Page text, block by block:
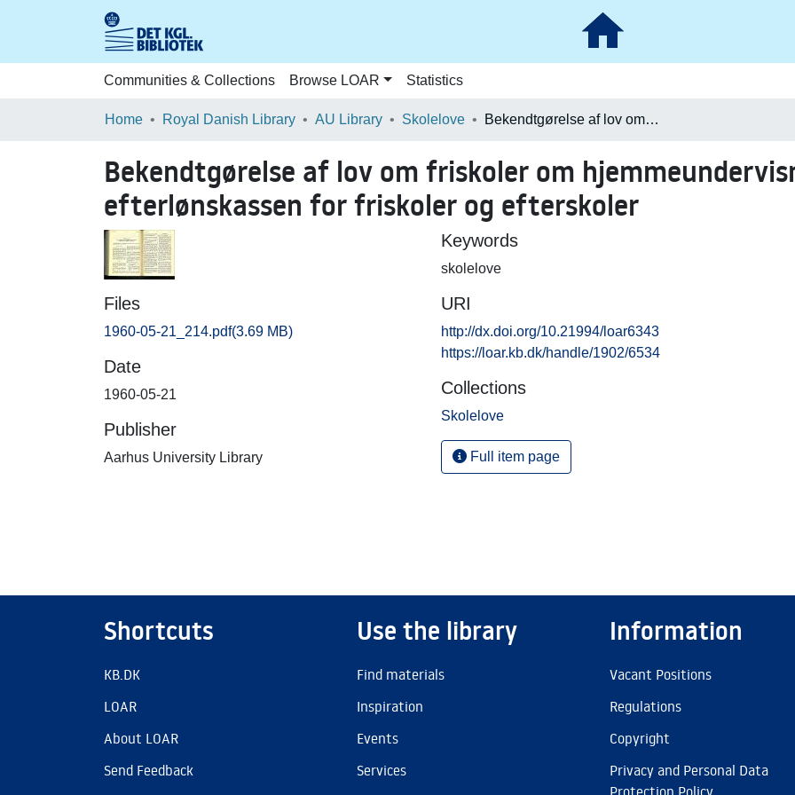
Communities & Collections Browse LOAR Statistics
Home Royal Danish Library AU Library Skolelove Bekendtgørelse af lov om friskoler om hjemmeundervisning samt efterlønskassen for friskoler og efterskoler
Bekendtgørelse af lov om friskoler om
efterlønskassen for friskoler og efterskoler
Files
1960-05-21_214.pdf(3.69 MB)
Date
1960-05-21
Publisher
Aarhus University Library
Keywords
skolelove
URI
http://dx.doi.org/10.21994/loar6343
https://loar.kb.dk/handle/1902/6534
Collections
Skolelove
Full item page
Shortcuts
KB.DK
LOAR
About LOAR
Send Feedback
Use the library
Find materials
Inspiration
Events
Services
Information
Vacant Positions
Regulations
Copyright
Privacy and Personal Data
Protection Policy